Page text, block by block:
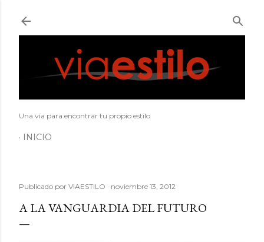
Una vía para encontrar tu propio estilo
INICIO
Publicado por VIAESTILO noviembre 13, 2012
A LA VANGUARDIA DEL FUTURO